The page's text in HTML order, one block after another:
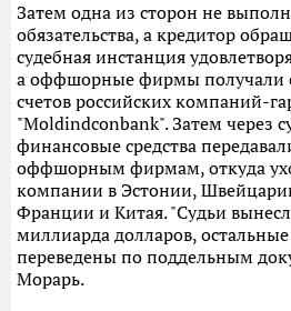
Затем одна из сторон не
обязательства, а кредитор
судебная инстанция
а оффшорные фирмы получали
счетов российских компаний-
"Moldindconbank". Затем через
финансовые средства
оффшорным фирмам, откуда
компании в Эстонии,
Франции и Китая. "Судьи
миллиарда долларов,
переведены по поддельным
Морарь.